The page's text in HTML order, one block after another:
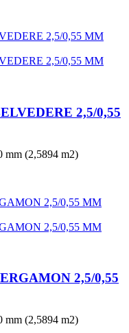
2,5/0,55
(2,5894 m2)
2,5/0,55
(2,5894 m2)